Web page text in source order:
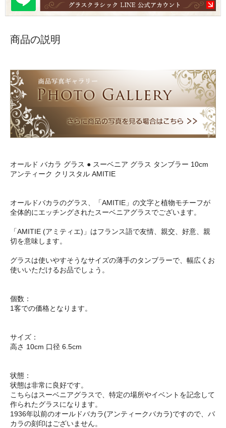
商品の説明
オールド バカラ グラス ● スーベニア グラス タンブラー 10cm
アンティーク クリスタル AMITIE
オールドバカラのグラス、「AMITIE」の文字と植物モチーフが
全体的にエッチングされたスーベニアグラスでございます。
「AMITIE (アミティエ)」はフランス語で友情、親交、好意、親
切を意味します。
グラスは使いやすそうなサイズの薄手のタンブラーで、幅広くお
使いいただけるお品でしょう。
個数：
1客での価格となります。
サイズ：
高さ 10cm 口径 6.5cm
状態：
状態は非常に良好です。
こちらはスーベニアグラスで、特定の場所やイベントを記念して
作られたグラスになります。
1936年以前のオールドバカラ(アンティークバカラ)ですので、バ
カラの刻印はございません。